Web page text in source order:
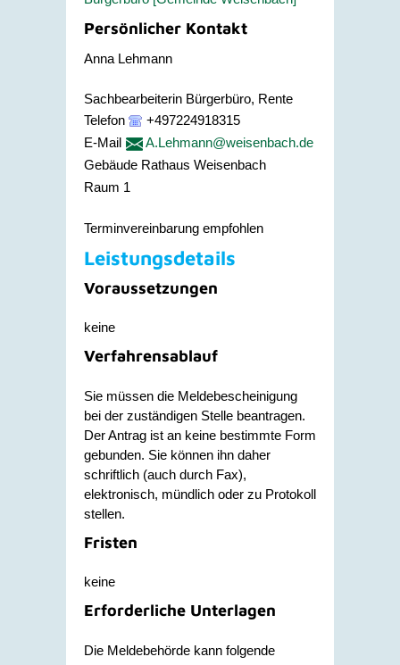
Persönlicher Kontakt
Anna Lehmann
Sachbearbeiterin Bürgerbüro, Rente
Telefon
+497224918315
E-Mail
A.Lehmann@weisenbach.de
Gebäude Rathaus Weisenbach
Raum 1
Terminvereinbarung empfohlen
Leistungsdetails
Voraussetzungen
keine
Verfahrensablauf
Sie müssen die Meldebescheinigung
bei der zuständigen Stelle beantragen.
Der Antrag ist an keine bestimmte Form
gebunden. Sie können ihn daher
schriftlich (auch durch Fax),
elektronisch, mündlich oder zu Protokoll
stellen.
Fristen
keine
Erforderliche Unterlagen
Die Meldebehörde kann folgende